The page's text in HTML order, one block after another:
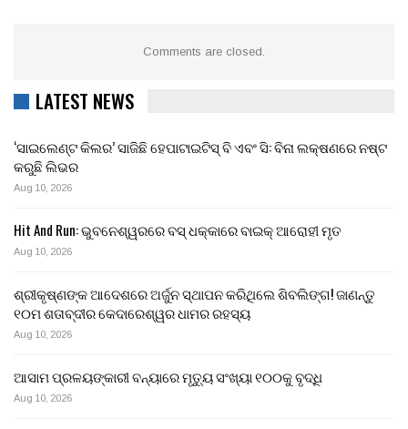
Comments are closed.
LATEST NEWS
‘ସାଇଲେଣ୍ଟ କିଲର’ ସାଜିଛି ହେପାଟାଇଟିସ୍ ବି ଏବଂ ସି: ବିନା ଲକ୍ଷଣରେ ନଷ୍ଟ
କରୁଛି ଲିଭର
Aug 10, 2026
Hit And Run: ଭୁବନେଶ୍ୱରରେ ବସ୍ ଧକ୍କାରେ ବାଇକ୍ ଆରୋହୀ ମୃତ
Aug 10, 2026
ଶ୍ରୀକୃଷ୍ଣଙ୍କ ଆଦେଶରେ ଅର୍ଜୁନ ସ୍ଥାପନ କରିଥିଲେ ଶିବଲିଙ୍ଗ! ଜାଣନ୍ତୁ
୧୦ମ ଶତାବ୍ଦୀର କେଦାରେଶ୍ୱର ଧାମର ରହସ୍ୟ
Aug 10, 2026
ଆସାମ ପ୍ରଳୟଙ୍କାରୀ ବନ୍ୟାରେ ମୃତ୍ୟୁ ସଂଖ୍ୟା ୧୦୦କୁ ବୃଦ୍ଧି
Aug 10, 2026